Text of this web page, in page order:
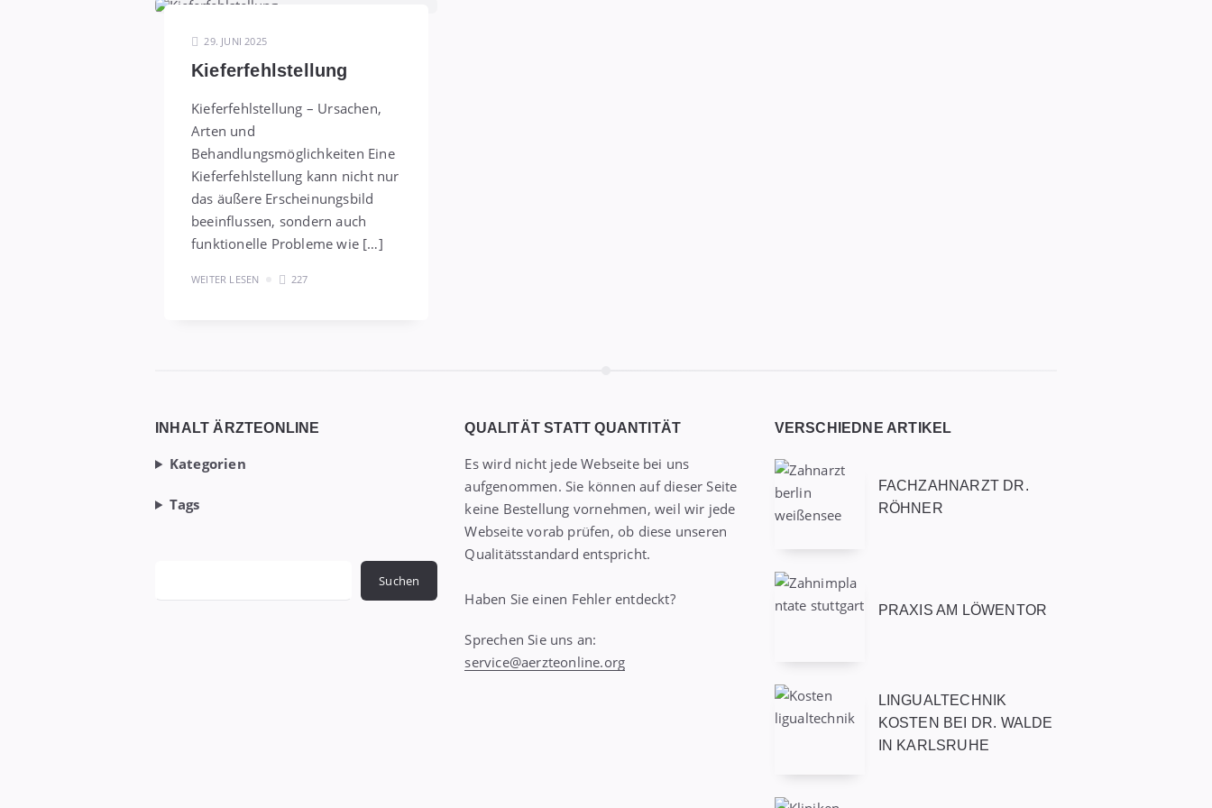
29. JUNI 2025
Kieferfehlstellung
Kieferfehlstellung – Ursachen,
Arten und
Behandlungsmöglichkeiten Eine
Kieferfehlstellung kann nicht nur
das äußere Erscheinungsbild
beeinflussen, sondern auch
funktionelle Probleme wie […]
WEITER LESEN 227
INHALT ÄRZTEONLINE
Kategorien
Tags
Suchen
QUALITÄT STATT QUANTITÄT
Es wird nicht jede Webseite bei uns
aufgenommen. Sie können auf dieser Seite
keine Bestellung vornehmen, weil wir jede
Webseite vorab prüfen, ob diese unseren
Qualitätsstandard entspricht.
Haben Sie einen Fehler entdeckt?
Sprechen Sie uns an:
service@aerzteonline.org
VERSCHIEDNE ARTIKEL
FACHZAHNARZT DR.
RÖHNER
PRAXIS AM LÖWENTOR
LINGUALTECHNIK
KOSTEN BEI DR. WALDE
IN KARLSRUHE